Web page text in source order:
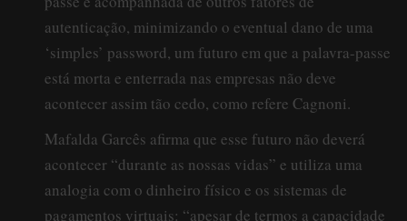
autenticação, minimizando o eventual dano de uma
‘simples’ password, um futuro em que a palavra-passe
está morta e enterrada nas empresas não deve
acontecer assim tão cedo, como refere Cagnoni.
Mafalda Garcês afirma que esse futuro não deverá
acontecer “durante as nossas vidas” e utiliza uma
analogia com o dinheiro físico e os sistemas de
pagamentos virtuais: “apesar de termos a capacidade